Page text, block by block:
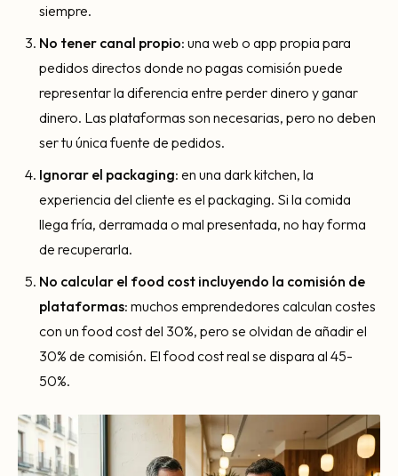
siempre.
No tener canal propio: una web o app propia para
pedidos directos donde no pagas comisión puede
representar la diferencia entre perder dinero y ganar
dinero. Las plataformas son necesarias, pero no deben
ser tu única fuente de pedidos.
Ignorar el packaging: en una dark kitchen, la
experiencia del cliente es el packaging. Si la comida
llega fría, derramada o mal presentada, no hay forma
de recuperarla.
No calcular el food cost incluyendo la comisión de
plataformas: muchos emprendedores calculan costes
con un food cost del 30%, pero se olvidan de añadir el
30% de comisión. El food cost real se dispara al 45-
50%.